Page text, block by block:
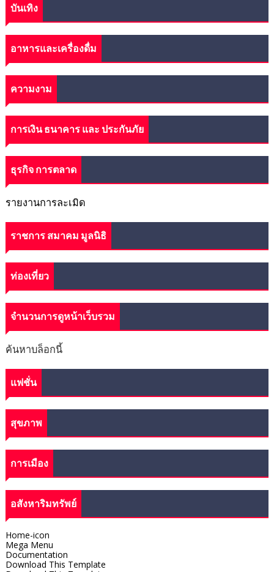
บันเทิง
อาหารและเครื่องดื่ม
ความงาม
การเงิน ธนาคาร และ ประกันภัย
ธุรกิจ การตลาด
รายงานการละเมิด
ราชการ สมาคม มูลนิธิ
ท่องเที่ยว
จำนวนการดูหน้าเว็บรวม
ค้นหาบล็อกนี้
แฟชั่น
สุขภาพ
การเมือง
อสังหาริมทรัพย์
Home-icon
Mega Menu
Documentation
Download This Template